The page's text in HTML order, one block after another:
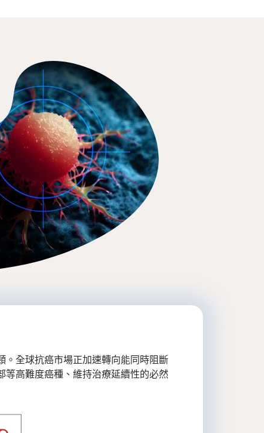
。全球抗癌市場正加速轉向能同時阻斷
等高難度癌種、維持治療延續性的必然